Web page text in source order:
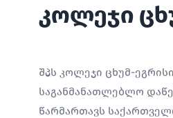
კოლეჯი
შპს კოლეჯი ცხუმ-
საგანმანათლებლო
წარმართავს